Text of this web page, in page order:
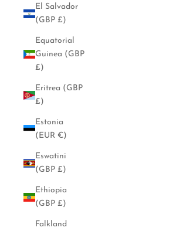
El Salvador
(GBP £)
Equatorial
Guinea (GBP
£)
Eritrea (GBP
£)
Estonia
(EUR €)
Eswatini
(GBP £)
Ethiopia
(GBP £)
Falkland